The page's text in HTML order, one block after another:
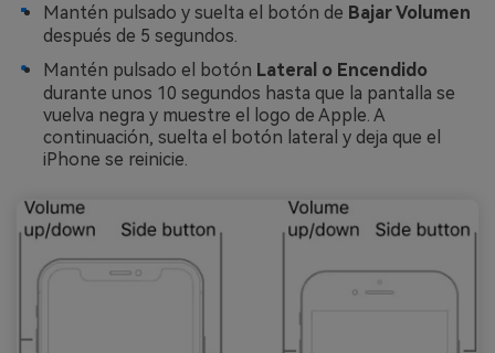
Mantén pulsado y suelta el botón de Bajar Volumen
después de 5 segundos.
Mantén pulsado el botón Lateral o Encendido
durante unos 10 segundos hasta que la pantalla se
vuelva negra y muestre el logo de Apple. A
continuación, suelta el botón lateral y deja que el
iPhone se reinicie.